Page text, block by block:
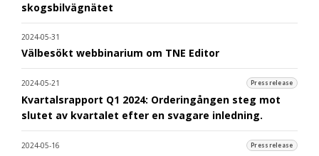
skogsbilvägnätet
2024-05-31
Välbesökt webbinarium om TNE Editor
2024-05-21 Pressrelease
Kvartalsrapport Q1 2024: Orderingången steg mot
slutet av kvartalet efter en svagare inledning.
2024-05-16 Pressrelease